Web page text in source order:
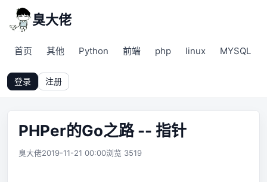
臭大佬
首页 其他 Python 前端 php linux MYSQL
登录 注册
PHPer的Go之路 -- 指针
臭大佬2019-11-21 00:00浏览 3519